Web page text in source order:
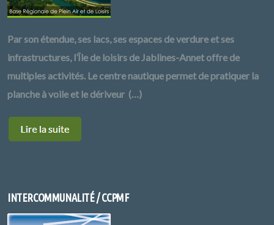
Par son étendue, ses lacs, ses espaces de verdure et ses
infrastructures, l’Île de loisirs de Jablines-Annet offre de
multiples activités. Le centre nautique permet de pratiquer la
planche à voile et le dériveur (…)
INTERCOMMUNALITÉ / CCPMF